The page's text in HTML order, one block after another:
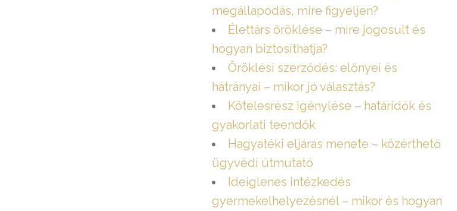
megállapodás, mire figyeljen?
Élettárs öröklése – mire jogosult és
hogyan biztosíthatja?
Öröklési szerződés: előnyei és
hátrányai – mikor jó választás?
Kötelesrész igénylése – határidők és
gyakorlati teendők
Hagyatéki eljárás menete – közérthető
ügyvédi útmutató
Ideiglenes intézkedés
gyermekelhelyezésnél – mikor és hogyan